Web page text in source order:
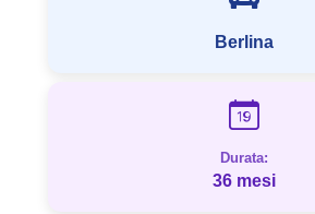
Berlina
Durata:
36 mesi